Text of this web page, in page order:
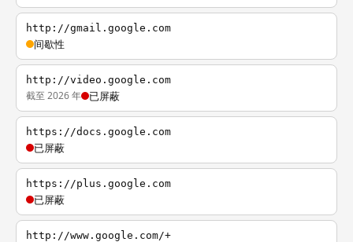
http://gmail.google.com
间歇性
http://video.google.com
截至 2026 年 已屏蔽
https://docs.google.com
已屏蔽
https://plus.google.com
已屏蔽
http://www.google.com/+